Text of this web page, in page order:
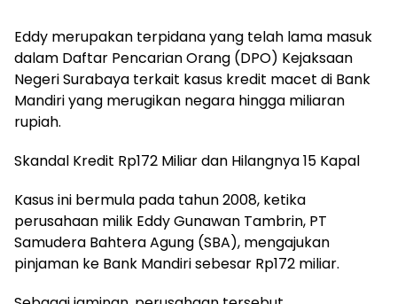
Eddy merupakan terpidana yang telah lama masuk
dalam Daftar Pencarian Orang (DPO) Kejaksaan
Negeri Surabaya terkait kasus kredit macet di Bank
Mandiri yang merugikan negara hingga miliaran
rupiah.
Skandal Kredit Rp172 Miliar dan Hilangnya 15 Kapal
Kasus ini bermula pada tahun 2008, ketika
perusahaan milik Eddy Gunawan Tambrin, PT
Samudera Bahtera Agung (SBA), mengajukan
pinjaman ke Bank Mandiri sebesar Rp172 miliar.